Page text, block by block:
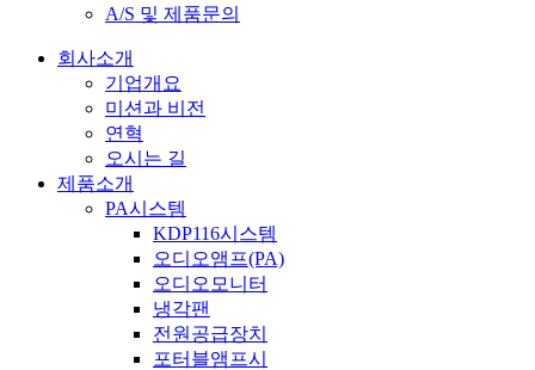
A/S 및 제품문의​
회사소개
기업개요
미션과 비전
연혁
오시는 길
제품소개
PA시스템
KDP116시스템
오디오앰프(PA)
오디오모니터
냉각팬
전원공급장치
포터블앰프시